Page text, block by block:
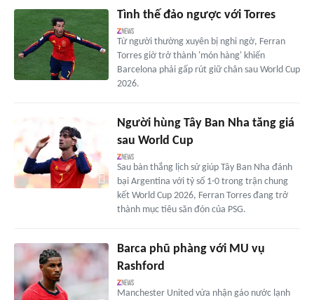
Tình thế đảo ngược với Torres
Từ người thường xuyên bị nghi ngờ, Ferran
Torres giờ trở thành 'món hàng' khiến
Barcelona phải gấp rút giữ chân sau World Cup
2026.
Người hùng Tây Ban Nha tăng giá
sau World Cup
Sau bàn thắng lịch sử giúp Tây Ban Nha đánh
bại Argentina với tỷ số 1-0 trong trận chung
kết World Cup 2026, Ferran Torres đang trở
thành mục tiêu săn đón của PSG.
Barca phũ phàng với MU vụ
Rashford
Manchester United vừa nhận gáo nước lạnh